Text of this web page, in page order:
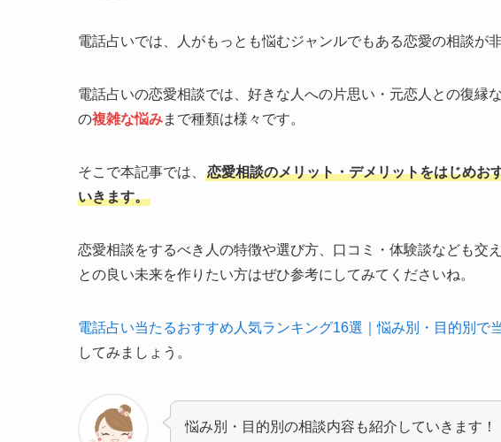
電話占いでは、人がもっとも悩むジャンルでもある恋愛の相談が
電話占いの恋愛相談では、好きな人への片思い・元恋人との復縁
の複雑な悩みまで種類は様々です。
そこで本記事では、
恋愛相談のメリット・デメリットをはじめお
いきます。
恋愛相談をするべき人の特徴や選び方、口コミ・体験談なども交
との良い未来を作りたい方はぜひ参考にしてみてくださいね。
電話占い当たるおすすめ人気ランキング16選｜悩み別・目的別で
してみましょう。
悩み別・目的別の相談内容も紹介していきます！